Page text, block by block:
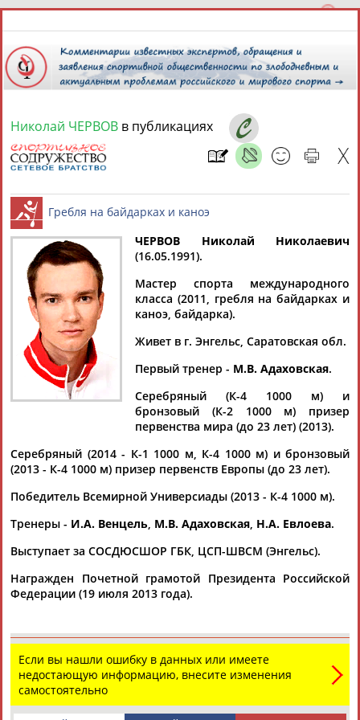
7 августа 2026 года,
СПОРТСМЕНЫ, ТРЕНЕРЫ И СПЕЦИАЛИСТЫ
Найдено: 1персона Расширенный поиск
Николай
ЧЕРВОВ
Ваш запрос: "Николай ЧЕРВОВ"
Сегодня в Белграде стартует чемпионат Европы по гребле
на байдарках и каноэ. Состав сборной России
м),Николай Червов(5000 м), Кирилл Ляпунов и Александр
(Проект:Информационное агентство СТАДИОН)
Назван состав сборной России на ЧМ-2017 по гребле на
Николай Червов(одиночка, 5000 м), Кирилл Ляпунов,
Александр... ...500 м), Александр Сергеев, Василий Погребан,
Руслан Мамутов,Червов(четверка, 1000 м). В женскую
команду вошли Елена...
(Проект: Информационное агентство СТАДИОН
20.08.2017
Николай ЧЕРВОВ в публикациях
Гребля на байдарках и каноэ
ЧЕРВОВ Николай Николаевич
(16.05.1991).
Мастер спорта международного
класса (2011, гребля на байдарках и
каноэ, байдарка).
Живет в г. Энгельс, Саратовская обл.
Первый тренер - М.В. Адаховская.
Серебряный (К-4 1000 м) и
бронзовый (К-2 1000 м) призер
первенства мира (до 23 лет) (2013).
Серебряный (2014 - К-1 1000 м, К-4 1000 м) и бронзовый
(2013 - К-4 1000 м) призер первенств Европы (до 23 лет).
Победитель Всемирной Универсиады (2013 - К-4 1000 м).
Тренеры - И.А. Венцель, М.В. Адаховская, Н.А. Евлоева.
Выступает за СОСДЮСШОР ГБК, ЦСП-ШВСМ (Энгельс).
Награжден Почетной грамотой Президента Российской
Федерации (19 июля 2013 года).
Если вы нашли ошибку в данных или имеете
недостающую информацию, внесите изменения
самостоятельно